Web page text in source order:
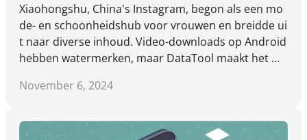
Xiaohongshu, China's Instagram, begon als een mo
de- en schoonheidshub voor vrouwen en breidde ui
t naar diverse inhoud. Video-downloads op Android
hebben watermerken, maar DataTool maakt het m
November 6, 2024